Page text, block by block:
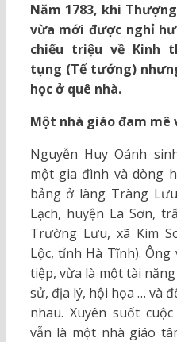
Năm 1783, khi
vừa mới được nghỉ
chiếu triệu về Kinh
tụng (Tể tướng)
học ở quê nhà.
Một nhà giáo đam mê
Nguyễn Huy Oánh
một gia đình và dòng
bảng ở làng Tràng
Lạch, huyện La Sơn,
Trường Lưu, xã Kim
Lộc, tỉnh Hà Tĩnh).
tiệp, vừa là một tài
sử, địa lý, hội họa … và
nhau. Xuyên suốt
vẫn là một nhà giáo